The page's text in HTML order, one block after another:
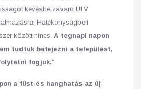
kevésbé zavaró ULV
Hatékonyságbeli
között nincs. A tegnapi napon
tudtuk befejezni a települést,
fogjuk.”
a füst-és hanghatás az új